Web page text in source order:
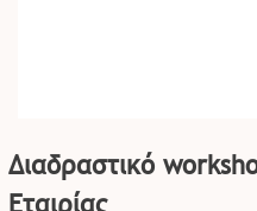
Διαδραστικό